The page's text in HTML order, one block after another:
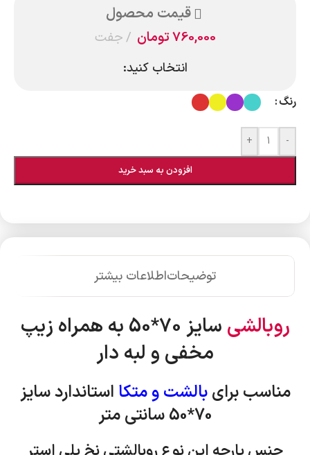
قیمت محصول
760,000تومان جفت
انتخاب کنید:
رنگ
-
+
افزودن به سبد خرید
توضیحاتاطلاعات بیشتر
روبالشی
سایز 70*50 به همراه زیپ
مخفی و لبه دار
مناسب برایبالشت و متکا استانداردسایز
70*50 سانتی متر